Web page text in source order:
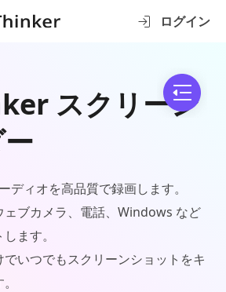
ログイン
スクリーン
ディオを高品質で録画します。
ェブカメラ、電話、Windows など
ます。
でいつでもスクリーンショットをキ